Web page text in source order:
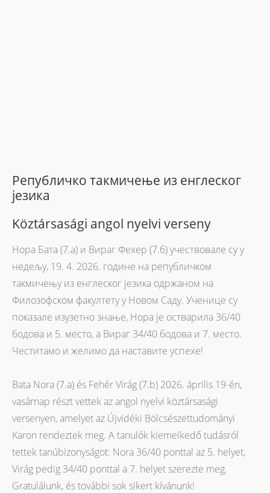
Pепубличко такмичењe из енглеског
језика
Köztársasági angol nyelvi verseny
Нора Бата (7.а) и Вираг Фехер (7.б) учествовале су у
недељу, 19. 4. 2026. године на републичком
такмичењу из енглеског језика одржаном на
Филозофском факултету у Новом Саду. Ученице су
показале изузетно знање, Нора је остварила 36/40
бодова и 5. место, а Вираг 34/40 бодова и 7. место.
Честитамо и желимо да наставите успехе!
Bata Nora (7.a) és Fehér Virág (7.b) 2026. április 19-én,
vasárnap részt vettek az angol nyelvi köztársasági
versenyen, amelyet az Újvidéki Bölcsészettudományi
Karon rendeztek meg. A tanulók kiemelkedő tudásról
tettek tanúbizonyságot: Nora 36/40 ponttal az 5. helyet,
Virág pedig 34/40 ponttal a 7. helyet szerezte meg.
Gratulálunk, és további sok sikert kívánunk!